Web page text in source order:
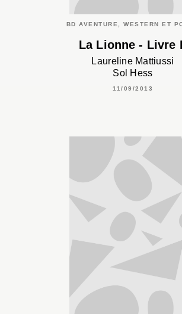
BD AVENTURE, WESTERN ET
La Lionne - Livre
Laureline Mattiussi
Sol Hess
11/09/2013